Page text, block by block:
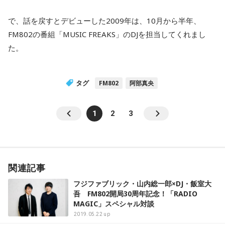
で、話を戻すとデビューした2009年は、10月から半年、
FM802の番組「MUSIC FREAKS」のDJを担当してくれまし
た。
タグ FM802 阿部真央
1 2 3
関連記事
フジファブリック・山内総一郎×DJ・飯室大
吾 FM802開局30周年記念！「RADIO
MAGIC」スペシャル対談
2019.05.22 up